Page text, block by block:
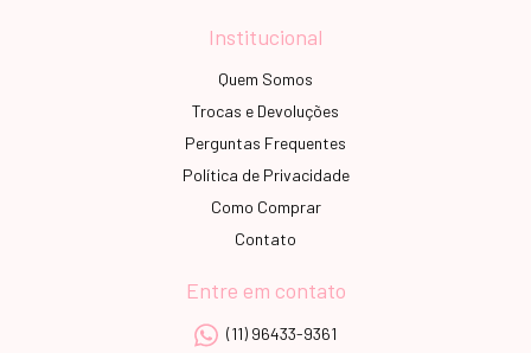
Institucional
Quem Somos
Trocas e Devoluções
Perguntas Frequentes
Política de Privacidade
Como Comprar
Contato
Entre em contato
(11) 96433-9361